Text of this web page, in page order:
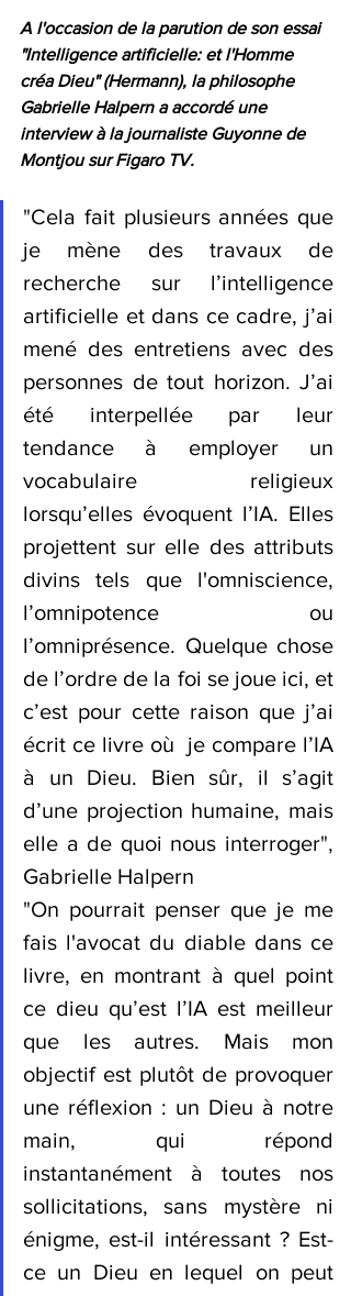
A l'occasion de la parution de son essai
"Intelligence artificielle: et l'Homme
créa Dieu" (Hermann), la philosophe
Gabrielle Halpern a accordé une
interview à la journaliste Guyonne de
Montjou sur Figaro TV.
"Cela fait plusieurs années que
je mène des travaux de
recherche sur l’intelligence
artificielle et dans ce cadre, j’ai
mené des entretiens avec des
personnes de tout horizon. J’ai
été interpellée par leur
tendance à employer un
vocabulaire religieux
lorsqu’elles évoquent l’IA. Elles
projettent sur elle des attributs
divins tels que l'omniscience,
l’omnipotence ou
l’omniprésence. Quelque chose
de l’ordre de la foi se joue ici, et
c’est pour cette raison que j’ai
écrit ce livre où  je compare l’IA
à un Dieu. Bien sûr, il s’agit
d’une projection humaine, mais
elle a de quoi nous interroger
Gabrielle Halpern
"On pourrait penser que je me
fais l'avocat du diable dans ce
livre, en montrant à quel point
ce dieu qu’est l’IA est meilleur
que les autres. Mais mon
objectif est plutôt de provoquer
une réflexion : un Dieu à notre
main, qui répond
instantanément à toutes nos
sollicitations, sans mystère ni
énigme, est-il intéressant ? Est-
ce un Dieu en lequel on peut